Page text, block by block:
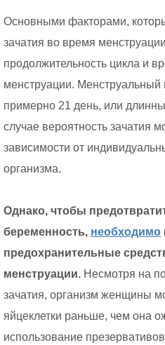
Основными факторами,
зачатия во время
продолжительность цикла и
менструации. Менструальный
примерно 21 день, или
случае вероятность зачатия
зависимости от
организма.
Однако, чтобы
беременность, необходимо
предохранительные
менструации. Несмотря на
зачатия, организм женщины
яйцеклетки раньше, чем она
использование